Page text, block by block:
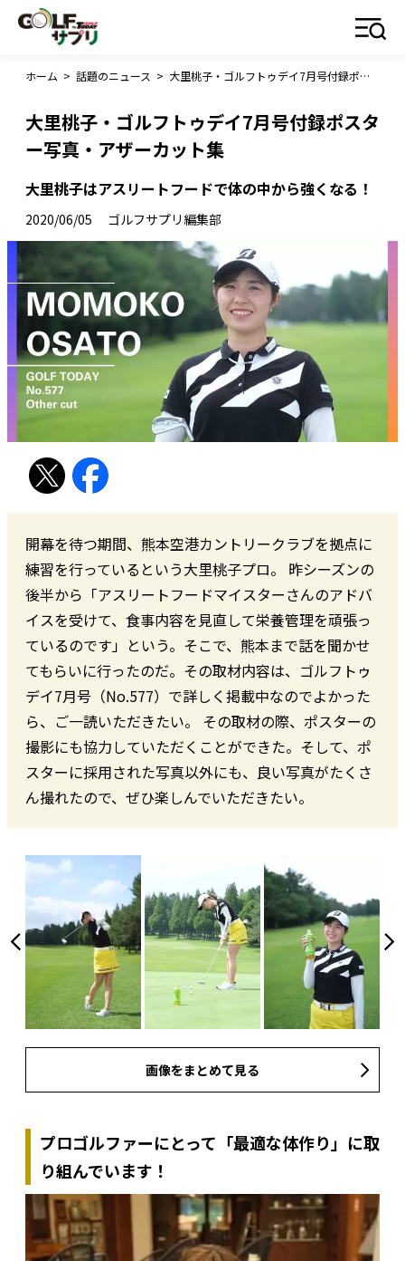
ホーム > 話題のニュース > 大里桃子・ゴルフトゥデイ7月号付録ポスター写真・アザーカット集
大里桃子・ゴルフトゥデイ7月号付録ポスタ
ー写真・アザーカット集
大里桃子はアスリートフードで体の中から強くなる！
2020/06/05 ゴルフサプリ編集部
開幕を待つ期間、熊本空港カントリークラブを拠点に
練習を行っているという大里桃子プロ。 昨シーズンの
後半から「アスリートフードマイスターさんのアドバ
イスを受けて、食事内容を見直して栄養管理を頑張っ
ているのです」という。そこで、熊本まで話を聞かせ
てもらいに行ったのだ。その取材内容は、ゴルフトゥ
デイ7月号（No.577）で詳しく掲載中なのでよかった
ら、ご一読いただきたい。 その取材の際、ポスターの
撮影にも協力していただくことができた。そして、ポ
スターに採用された写真以外にも、良い写真がたくさ
ん撮れたので、ぜひ楽しんでいただきたい。
画像をまとめて見る
プロゴルファーにとって「最適な体作り」に取
り組んでいます！